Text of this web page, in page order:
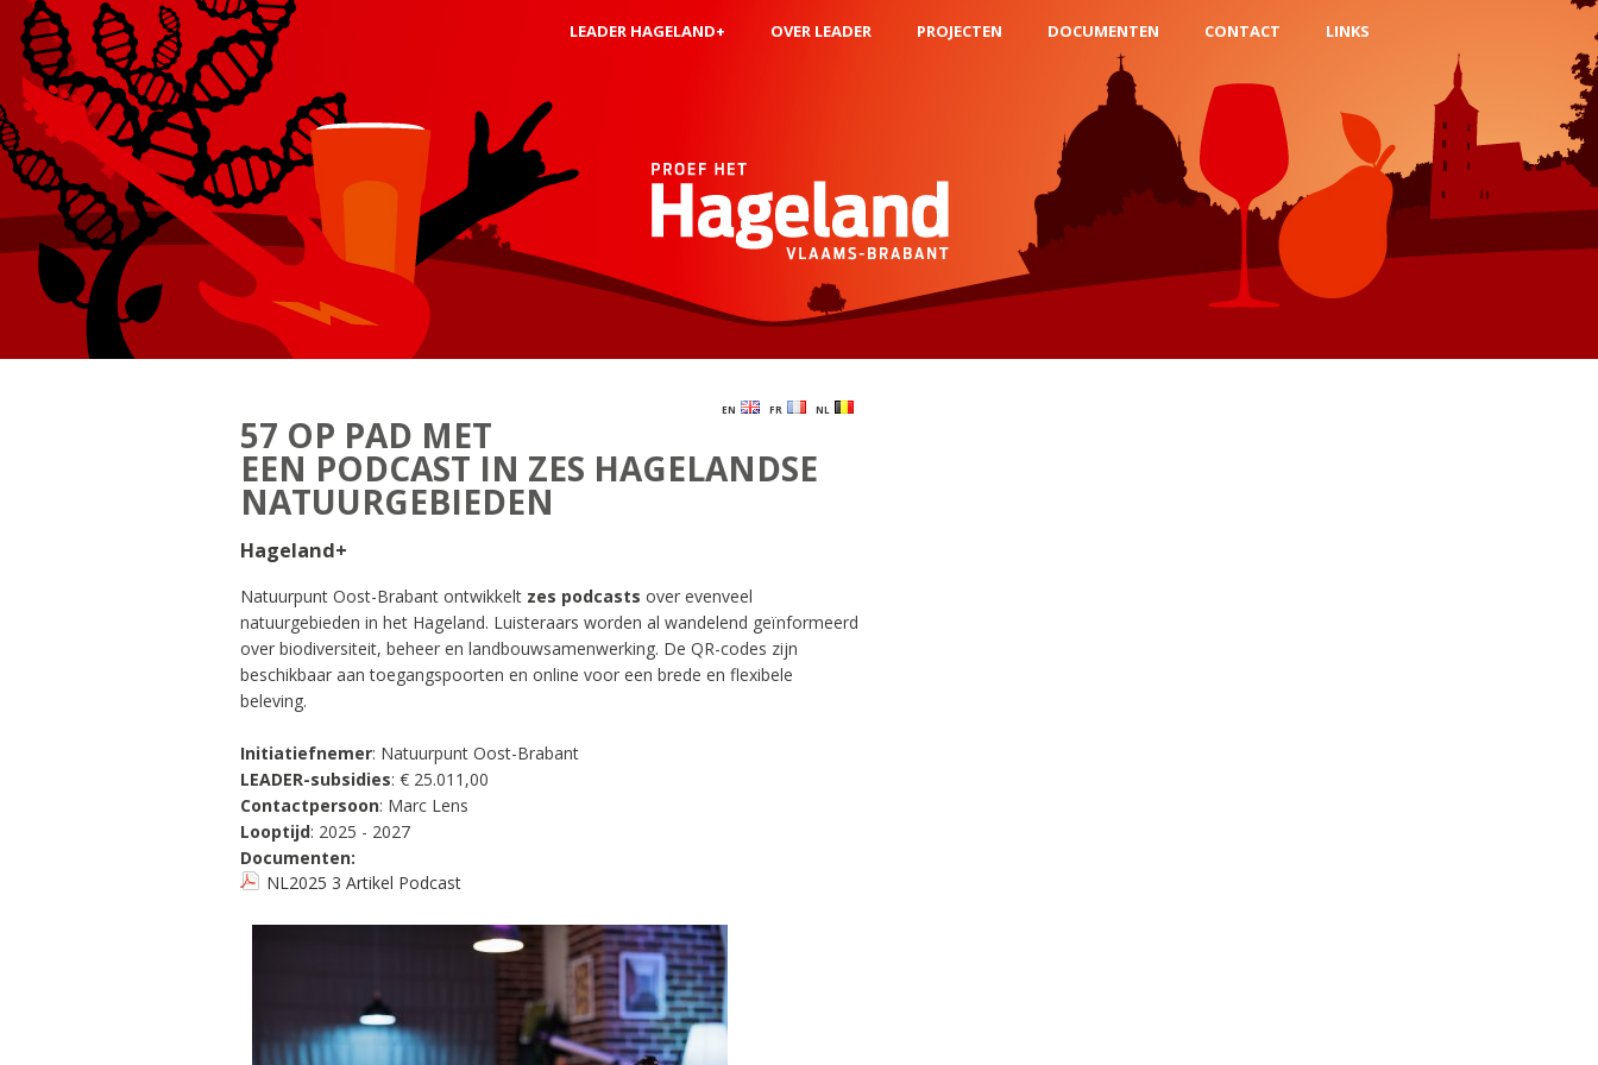
LEADER HAGELAND+ OVER LEADER PROJECTEN DOCUMENTEN CONTACT LINKS
NL
FR
EN
57 OP PAD MET
EEN PODCAST IN ZES HAGELANDSE
NATUURGEBIEDEN
Hageland+
Natuurpunt Oost-Brabant ontwikkelt zes podcasts over evenveel
natuurgebieden in het Hageland. Luisteraars worden al wandelend geïnformeerd
over biodiversiteit, beheer en landbouwsamenwerking. De QR-codes zijn
beschikbaar aan toegangspoorten en online voor een brede en flexibele
beleving.
Initiatiefnemer: Natuurpunt Oost-Brabant
LEADER-subsidies: € 25.011,00
Contactpersoon: Marc Lens
Looptijd: 2025 - 2027
Documenten:
NL2025 3 Artikel Podcast